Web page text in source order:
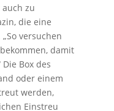
zu
die eine
versuchen
damit
Box des
oder einem
werden,
Einstreu